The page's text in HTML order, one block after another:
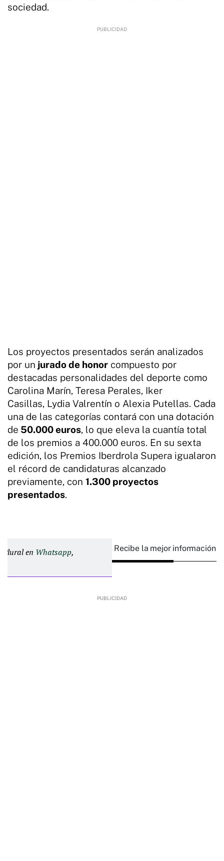
sociedad.
Los proyectos presentados serán analizados
por un jurado de honor compuesto por
destacadas personalidades del deporte como
Carolina Marín, Teresa Perales, Iker
Casillas, Lydia Valrentín o Alexia Putellas. Cada
una de las categorías contará con una dotación
de 50.000 euros, lo que eleva la cuantía total
de los premios a 400.000 euros. En su sexta
edición, los Premios Iberdrola Supera igualaron
el récord de candidaturas alcanzado
previamente, con 1.300 proyectos
presentados.
Plural en Whatsapp, Recibe la mejor información